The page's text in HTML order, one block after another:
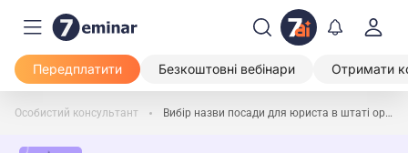
Передплатити Безкоштовні вебінари Отримати
Особистий консультант Вибір назви посади для юриста в штаті організації